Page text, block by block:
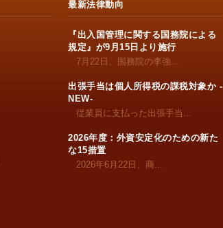
最新法律動向
『出入国管理に関する国務院による
規定』が9月15日より施行
7月22日、国務院の李強...
出張手当は個人所得税の課税対象か -
NEW-
従業員に支払った出張手当...
2026年度：外資安定化のための新た
な15措置
2026年6月22日、商...